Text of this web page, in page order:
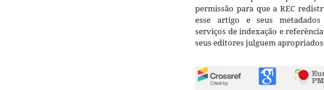
permissão para que a REC
esse artigo e seus metadados
serviços de indexação e
seus editores julguem